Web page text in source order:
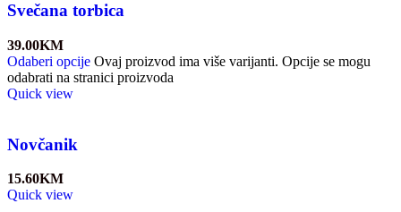
Svečana torbica
39.00KM
Odaberi opcije Ovaj proizvod ima više varijanti. Opcije se mogu
odabrati na stranici proizvoda
Quick view
Novčanik
15.60KM
Quick view